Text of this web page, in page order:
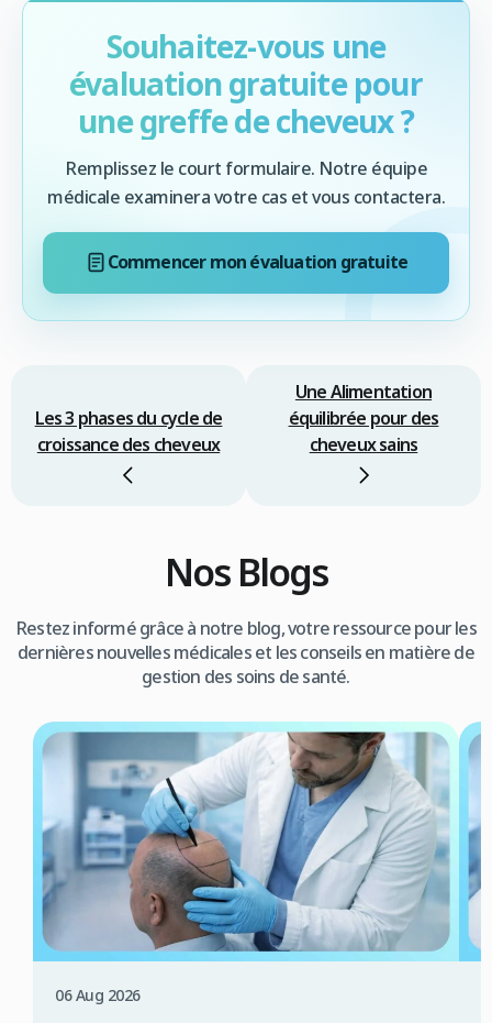
Souhaitez-vous une
évaluation gratuite pour
une greffe de cheveux ?
Remplissez le court formulaire. Notre équipe
médicale examinera votre cas et vous contactera.
Commencer mon évaluation gratuite
Les 3 phases du cycle de
croissance des cheveux
Une Alimentation
équilibrée pour des
cheveux sains
Nos Blogs
Restez informé grâce à notre blog, votre ressource pour les
dernières nouvelles médicales et les conseils en matière de
gestion des soins de santé.
06 Aug 2026